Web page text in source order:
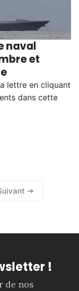
naval
et
lettre en cliquant
dans cette
!
de nos